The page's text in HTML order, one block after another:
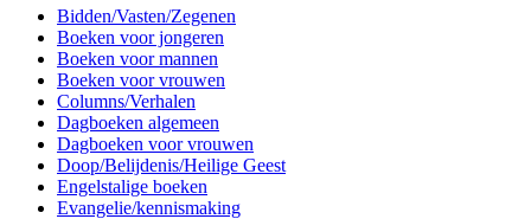
Bidden/Vasten/Zegenen
Boeken voor jongeren
Boeken voor mannen
Boeken voor vrouwen
Columns/Verhalen
Dagboeken algemeen
Dagboeken voor vrouwen
Doop/Belijdenis/Heilige Geest
Engelstalige boeken
Evangelie/kennismaking